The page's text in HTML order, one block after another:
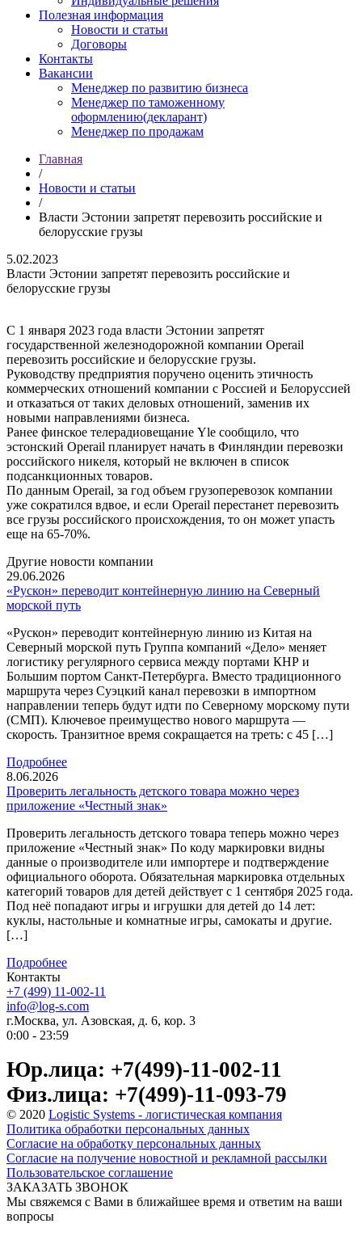
Полезная информация
Новости и статьи
Договоры
Контакты
Вакансии
Менеджер по развитию бизнеса
Менеджер по таможенному
оформлению(декларант)
Менеджер по продажам
Главная
/
Новости и статьи
/
Власти Эстонии запретят перевозить российские и
белорусские грузы
5.02.2023
Власти Эстонии запретят перевозить российские и
белорусские грузы
С 1 января 2023 года власти Эстонии запретят
государственной железнодорожной компании Operail
перевозить российские и белорусские грузы.
Руководству предприятия поручено оценить этичность
коммерческих отношений компании с Россией и Белоруссией
и отказаться от таких деловых отношений, заменив их
новыми направлениями бизнеса.
Ранее финское телерадиовещание Yle сообщило, что
эстонский Operail планирует начать в Финляндии перевозки
российского никеля, который не включен в список
подсанкционных товаров.
По данным Operail, за год объем грузоперевозок компании
уже сократился вдвое, и если Operail перестанет перевозить
все грузы российского происхождения, то он может упасть
еще на 65-70%.
Другие новости компании
29.06.2026
«Рускон» переводит контейнерную линию на Северный
морской путь
«Рускон» переводит контейнерную линию из Китая на
Северный морской путь Группа компаний «Дело» меняет
логистику регулярного сервиса между портами КНР и
Большим портом Санкт-Петербурга. Вместо традиционного
маршрута через Суэцкий канал перевозки в импортном
направлении теперь будут идти по Северному морскому пути
(СМП). Ключевое преимущество нового маршрута —
скорость. Транзитное время сокращается на треть: с 45 […]
Подробнее
8.06.2026
Проверить легальность детского товара можно через
приложение «Честный знак»
Проверить легальность детского товара теперь можно через
приложение «Честный знак» По коду маркировки видны
данные о производителе или импортере и подтверждение
официального оборота. Обязательная маркировка отдельных
категорий товаров для детей действует с 1 сентября 2025 года.
Под неё попадают игры и игрушки для детей до 14 лет:
куклы, настольные и комнатные игры, самокаты и другие.
[…]
Подробнее
Контакты
+7 (499) 11-002-11
info@log-s.com
г.Москва, ул. Азовская, д. 6, кор. 3
0:00 - 23:59
Юр.лица: +7(499)-11-002-11
Физ.лица: +7(499)-11-093-79
© 2020 Logistic Systems - логистическая компания
Политика обработки персональных данных
Согласие на обработку персональных данных
Согласие на получение новостной и рекламной рассылки
Пользовательское соглашение
ЗАКАЗАТЬ ЗВОНОК
Мы свяжемся с Вами в ближайшее время и ответим на ваши
вопросы